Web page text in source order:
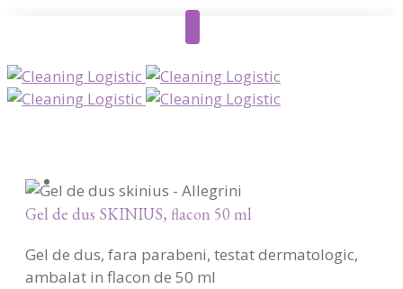
Gel de dus SKINIUS, flacon 50 ml
Gel de dus, fara parabeni, testat dermatologic,
ambalat in flacon de 50 ml